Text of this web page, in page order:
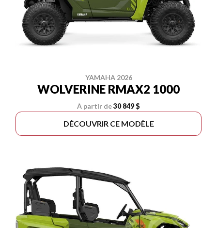
YAMAHA 2026
WOLVERINE RMAX2 1000
À partir de30 849 $
DÉCOUVRIR CE MODÈLE